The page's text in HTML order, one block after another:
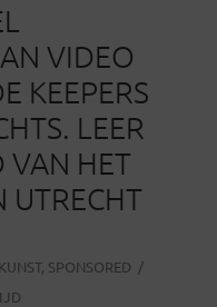
VIDEO
KEEPERS
LEER
VAN HET
UTRECHT
, SPONSORED